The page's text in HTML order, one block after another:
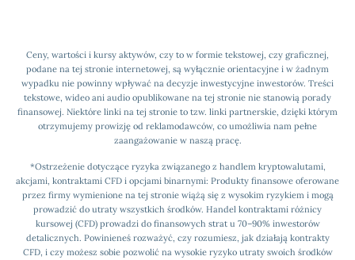
Ceny, wartości i kursy aktywów, czy to w formie tekstowej, czy graficznej,
podane na tej stronie internetowej, są wyłącznie orientacyjne i w żadnym
wypadku nie powinny wpływać na decyzje inwestycyjne inwestorów. Treści
tekstowe, wideo ani audio opublikowane na tej stronie nie stanowią porady
finansowej. Niektóre linki na tej stronie to tzw. linki partnerskie, dzięki którym
otrzymujemy prowizję od reklamodawców, co umożliwia nam pełne
zaangażowanie w naszą pracę.
*Ostrzeżenie dotyczące ryzyka związanego z handlem kryptowalutami,
akcjami, kontraktami CFD i opcjami binarnymi: Produkty finansowe oferowane
przez firmy wymienione na tej stronie wiążą się z wysokim ryzykiem i mogą
prowadzić do utraty wszystkich środków. Handel kontraktami różnicy
kursowej (CFD) prowadzi do finansowych strat u 70–90% inwestorów
detalicznych. Powinieneś rozważyć, czy rozumiesz, jak działają kontrakty
CFD, i czy możesz sobie pozwolić na wysokie ryzyko utraty swoich środków